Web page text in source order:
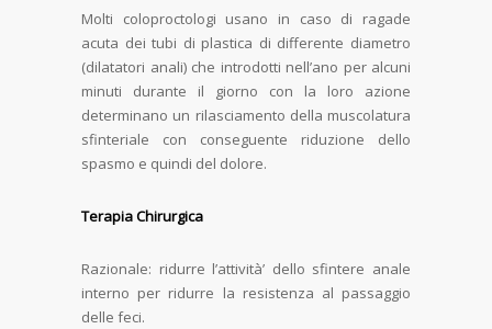
Molti coloproctologi usano in caso di ragade
acuta dei tubi di plastica di differente diametro
(dilatatori anali) che introdotti nell’ano per alcuni
minuti durante il giorno con la loro azione
determinano un rilasciamento della muscolatura
sfinteriale con conseguente riduzione dello
spasmo e quindi del dolore.
Terapia Chirurgica
Razionale: ridurre l’attività’ dello sfintere anale
interno per ridurre la resistenza al passaggio
delle feci.